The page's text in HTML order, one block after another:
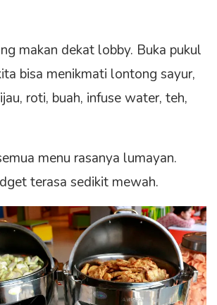
makan dekat lobby. Buka pukul
bisa menikmati lontong sayur,
roti, buah, infuse water, teh,
menu rasanya lumayan.
terasa sedikit mewah.